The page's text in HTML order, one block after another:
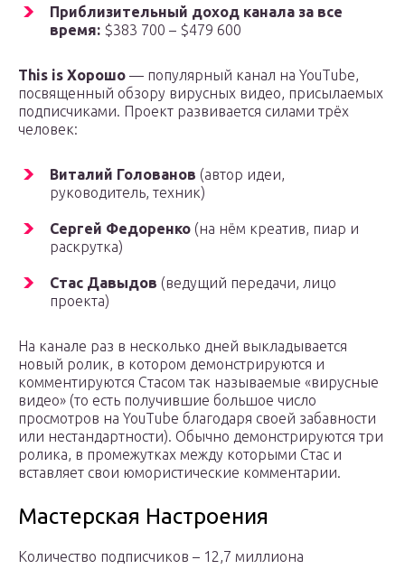
Приблизительный доход канала за все
время: $383 700 – $479 600
This is Хорошо — популярный канал на YouTube,
посвященный обзору вирусных видео, присылаемых
подписчиками. Проект развивается силами трёх
человек:
Виталий Голованов (автор идеи,
руководитель, техник)
Сергей Федоренко (на нём креатив, пиар и
раскрутка)
Стас Давыдов (ведущий передачи, лицо
проекта)
На канале раз в несколько дней выкладывается
новый ролик, в котором демонстрируются и
комментируются Стасом так называемые «вирусные
видео» (то есть получившие большое число
просмотров на YouTube благодаря своей забавности
или нестандартности). Обычно демонстрируются три
ролика, в промежутках между которыми Стас и
вставляет свои юмористические комментарии.
Мастерская Настроения
Количество подписчиков – 12,7 миллиона